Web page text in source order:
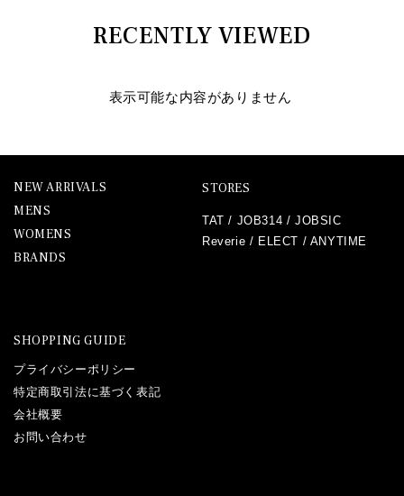
RECENTLY VIEWED
表示可能な内容がありません
NEW ARRIVALS
MENS
WOMENS
BRANDS
STORES
TAT / JOB314 /JOBSIC
Reverie / ELECT / ANYTIME
SHOPPING GUIDE
プライバシーポリシー
特定商取引法に基づく表記
会社概要
お問い合わせ